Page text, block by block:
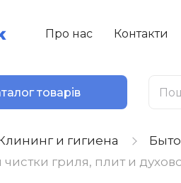
Про нас Контакти
товарів
и гигиена
чистки гриля, плит и